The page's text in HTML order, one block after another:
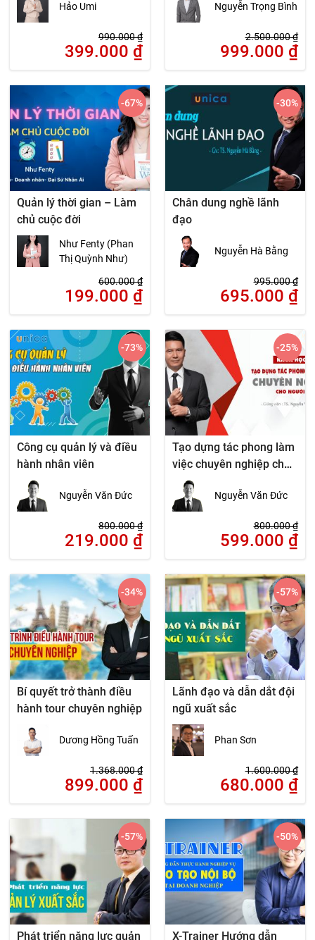
Hảo Umi
990.000₫
399.000 ₫
Nguyễn Trọng Bình
2.500.000₫
999.000 ₫
Quản lý thời gian – Làm
chủ cuộc đời
Như Fenty (Phan
Thị Quỳnh Như)
600.000₫
199.000 ₫
-67%
Chân dung nghề lãnh
đạo
Nguyễn Hà Bằng
995.000₫
695.000 ₫
-30%
Công cụ quản lý và điều
hành nhân viên
Nguyễn Văn Đức
800.000₫
219.000 ₫
-73%
Tạo dựng tác phong làm
việc chuyên nghiệp cho
người lao động
Nguyễn Văn Đức
800.000₫
599.000 ₫
-25%
Bí quyết trở thành điều
hành tour chuyên nghiệp
Dương Hồng Tuấn
1.368.000₫
899.000 ₫
-34%
Lãnh đạo và dẫn dắt đội
ngũ xuất sắc
Phan Sơn
1.600.000₫
680.000 ₫
-57%
Phát triển năng lực quản
-57%
X-Trainer Hướng dẫn
-50%